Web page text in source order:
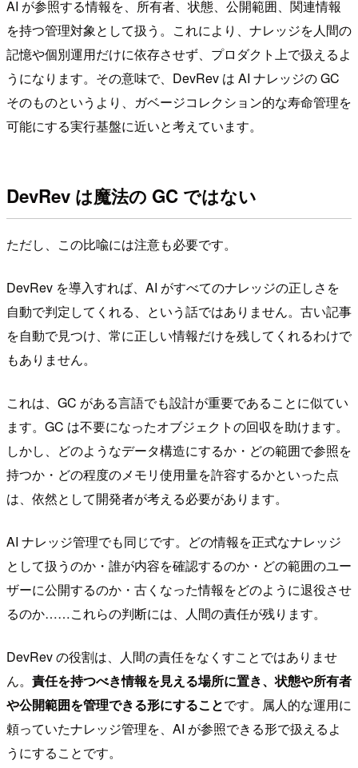
AI が参照する情報を、所有者、状態、公開範囲、関連情報
を持つ管理対象として扱う。これにより、ナレッジを人間の
記憶や個別運用だけに依存させず、プロダクト上で扱えるよ
うになります。その意味で、DevRev は AI ナレッジの GC
そのものというより、ガベージコレクション的な寿命管理を
可能にする実行基盤に近いと考えています。
DevRev は魔法の GC ではない
ただし、この比喩には注意も必要です。
DevRev を導入すれば、AI がすべてのナレッジの正しさを
自動で判定してくれる、という話ではありません。古い記事
を自動で見つけ、常に正しい情報だけを残してくれるわけで
もありません。
これは、GC がある言語でも設計が重要であることに似てい
ます。GC は不要になったオブジェクトの回収を助けます。
しかし、どのようなデータ構造にするか・どの範囲で参照を
持つか・どの程度のメモリ使用量を許容するかといった点
は、依然として開発者が考える必要があります。
AI ナレッジ管理でも同じです。どの情報を正式なナレッジ
として扱うのか・誰が内容を確認するのか・どの範囲のユー
ザーに公開するのか・古くなった情報をどのように退役させ
るのか……これらの判断には、人間の責任が残ります。
DevRev の役割は、人間の責任をなくすことではありませ
ん。 責任を持つべき情報を見える場所に置き、状態や所有者
や公開範囲を管理できる形にすることです。属人的な運用に
頼っていたナレッジ管理を、AI が参照できる形で扱えるよ
うにすることです。